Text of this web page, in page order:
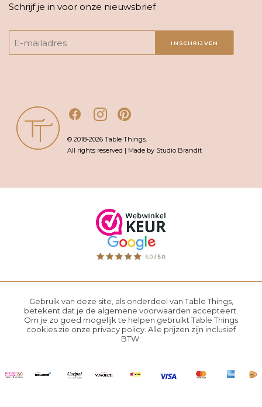
Schrijf je in voor onze nieuwsbrief
INSCHRIJVEN
© 2018-2026 Table Things.
All rights reserved | Made by Studio Brandit
Gebruik van deze site, als onderdeel van Table Things,
betekent dat je de algemene voorwaarden accepteert.
Om je zo goed mogelijk te helpen gebruikt Table Things
cookies zie onze privacy policy . Alle prijzen zijn inclusief
BTW.